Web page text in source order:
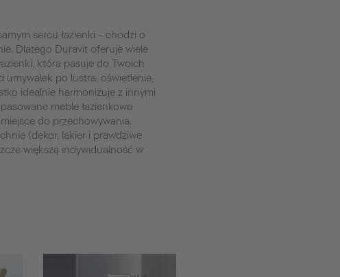
sercu łazienki - chodzi o
Dlatego Duravit oferuje wiele
która pasuje do Twoich
umywalek po lustra, oświetlenie,
idealnie harmonizuje z innymi
meble łazienkowe
do przechowywania.
(dekor, lakier i prawdziwe
większą indywidualność w